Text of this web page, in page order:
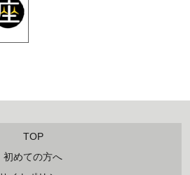
TOP
初めての方へ